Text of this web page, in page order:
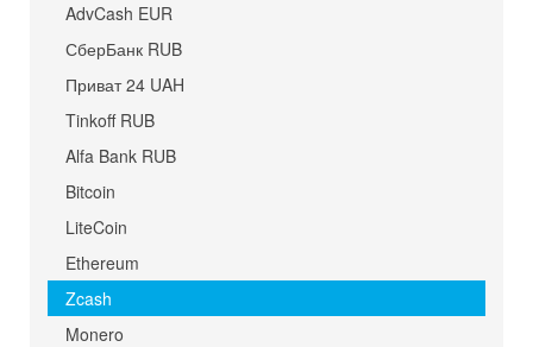
AdvCash EUR
СберБанк RUB
Приват 24 UAH
Tinkoff RUB
Alfa Bank RUB
Bitcoin
LiteCoin
Ethereum
Zcash
Monero